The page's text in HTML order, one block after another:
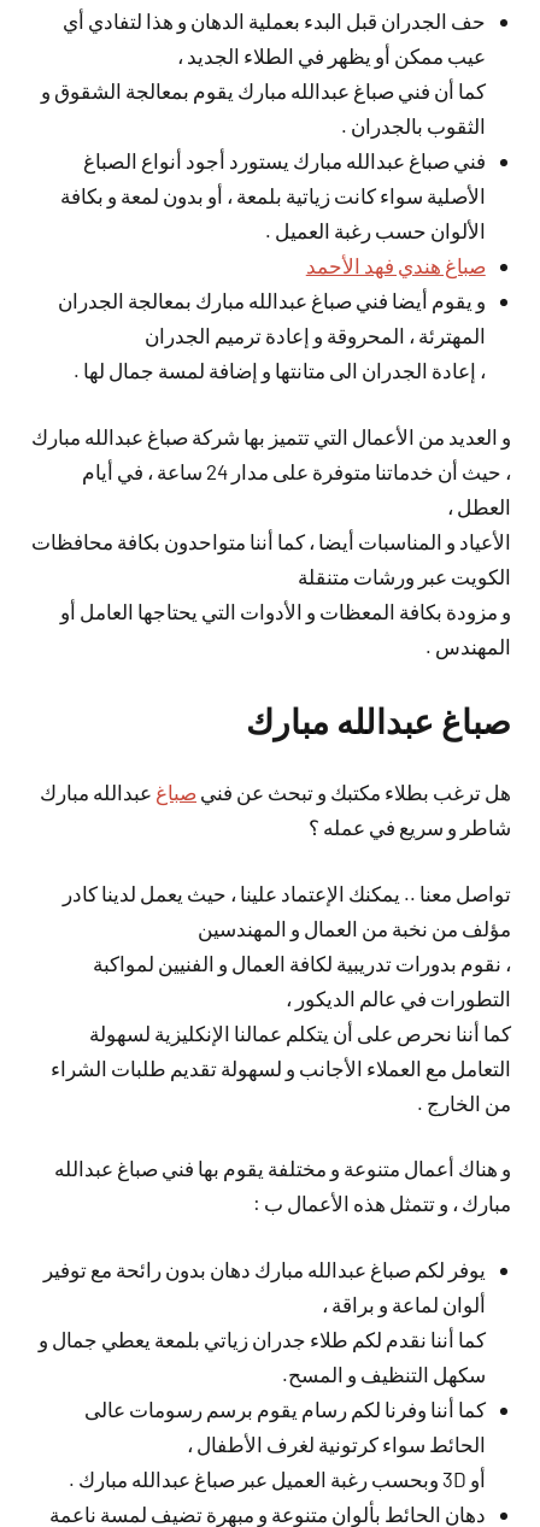
حف الجدران قبل البدء بعملية الدهان و هذا لتفادي أي
عيب ممكن أو يظهر في الطلاء الجديد ،
كما أن فني صباغ عبدالله مبارك يقوم بمعالجة الشقوق و
الثقوب بالجدران .
فني صباغ عبدالله مبارك يستورد أجود أنواع الصباغ
الأصلية سواء كانت زياتية بلمعة ، أو بدون لمعة و بكافة
الألوان حسب رغبة العميل .
صباغ هندي فهد الأحمد
و يقوم أيضا فني صباغ عبدالله مبارك بمعالجة الجدران
المهترئة ، المحروقة و إعادة ترميم الجدران
، إعادة الجدران الى متانتها و إضافة لمسة جمال لها .
و العديد من الأعمال التي تتميز بها شركة صباغ عبدالله مبارك
، حيث أن خدماتنا متوفرة على مدار 24 ساعة ، في أيام
العطل ،
الأعياد و المناسبات أيضا ، كما أننا متواحدون بكافة محافظات
الكويت عبر ورشات متنقلة
و مزودة بكافة المعظات و الأدوات التي يحتاجها العامل أو
المهندس .
صباغ عبدالله مبارك
هل ترغب بطلاء مكتبك و تبحث عن فني صباغ عبدالله مبارك
شاطر و سريع في عمله ؟
تواصل معنا .. يمكنك الإعتماد علينا ، حيث يعمل لدينا كادر
مؤلف من نخبة من العمال و المهندسين
، نقوم بدورات تدريبية لكافة العمال و الفنيين لمواكبة
التطورات في عالم الديكور ،
كما أننا نحرص على أن يتكلم عمالنا الإنكليزية لسهولة
التعامل مع العملاء الأجانب و لسهولة تقديم طلبات الشراء
من الخارج .
و هناك أعمال متنوعة و مختلفة يقوم بها فني صباغ عبدالله
مبارك ، و تتمثل هذه الأعمال ب :
يوفر لكم صباغ عبدالله مبارك دهان بدون رائحة مع توفير
ألوان لماعة و براقة ،
كما أننا نقدم لكم طلاء جدران زياتي بلمعة يعطي جمال و
سكهل التنظيف و المسح.
كما أننا وفرنا لكم رسام يقوم برسم رسومات عالى
الحائط سواء كرتونية لغرف الأطفال ،
أو 3D وبحسب رغبة العميل عبر صباغ عبدالله مبارك .
دهان الحائط بألوان متنوعة و مبهرة تضيف لمسة ناعمة